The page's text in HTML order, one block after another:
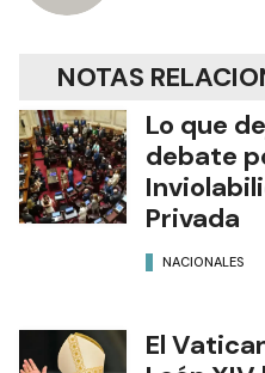
NOTAS
Lo que
debate
Privada
NACIONALES
El